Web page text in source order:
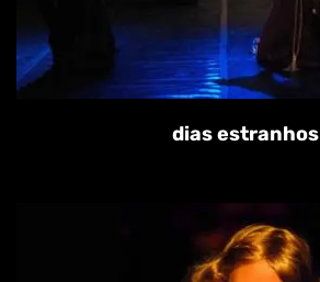
dias estranhos